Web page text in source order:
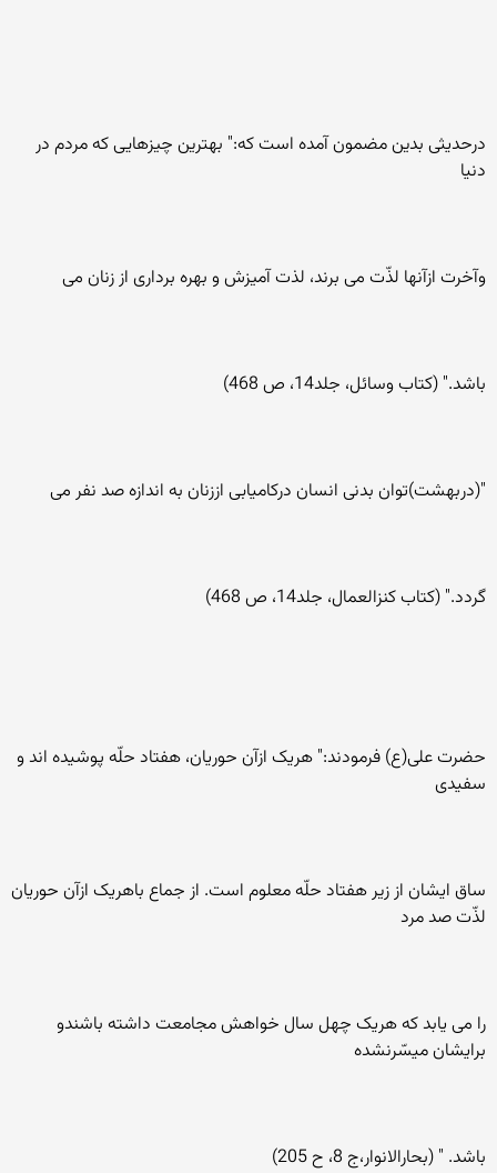
درحديثی بدين مضمون آمده است که:" بهترين چيزهايی که مردم در
دنيا
وآخرت ازآنها لذّت می برند، لذت آميزش و بهره برداری از زنان می
باشد." (کتاب وسائل، جلد14، ص 468)
"(دربهشت)توان بدنی انسان درکاميابی اززنان به اندازه صد نفر می
گردد." (کتاب کنزالعمال، جلد14، ص 468)
حضرت علی(ع) فرمودند:" هريک ازآن حوريان، هفتاد حلّه پوشيده اند و
سفيدی
ساق ايشان از زير هفتاد حلّه معلوم است. از جماع باهريک ازآن حوريان
لذّت صد مرد
را می يابد که هريک چهل سال خواهش مجامعت داشته باشندو
برايشان ميسّرنشده
باشد. " (بحارالانوار،ج 8، ح 205)